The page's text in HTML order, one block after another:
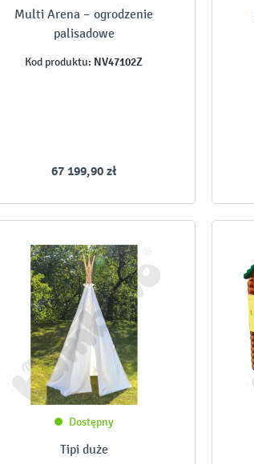
Multi Arena – ogrodzenie
palisadowe
Kod produktu: NV47102Z
67 199,90 zł
Dostępny
Tipi duże